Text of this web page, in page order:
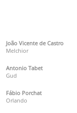
João Vicente de Castro
Melchior
Antonio Tabet
Gud
Fábio Porchat
Orlando